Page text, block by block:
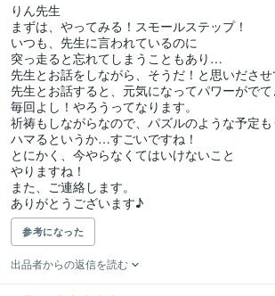
りん先生
まずは、やってみる！スモールステップ！
いつも、先生に言われているのに
突っ走ると忘れてしまうこともあり…
先生とお話をしながら、そうだ！と思いださせ
先生とお話すると、元気になってパワーがでて
毎回よし！やろうってなります。
祈祷もしながらなので、パズルのような予定も
ハマるというか…すごいですね！
とにかく、今やらなくてはいけないこと
やりますね！
また、ご連絡します。
参考になった
出品者からの返信を読む